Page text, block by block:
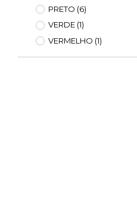
PRETO (6)
VERDE (1)
VERMELHO (1)